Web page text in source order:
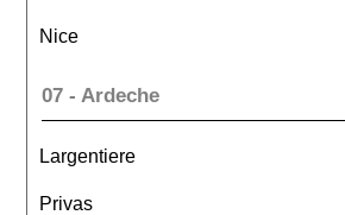
Nice
07 - Ardeche
Largentiere
Privas